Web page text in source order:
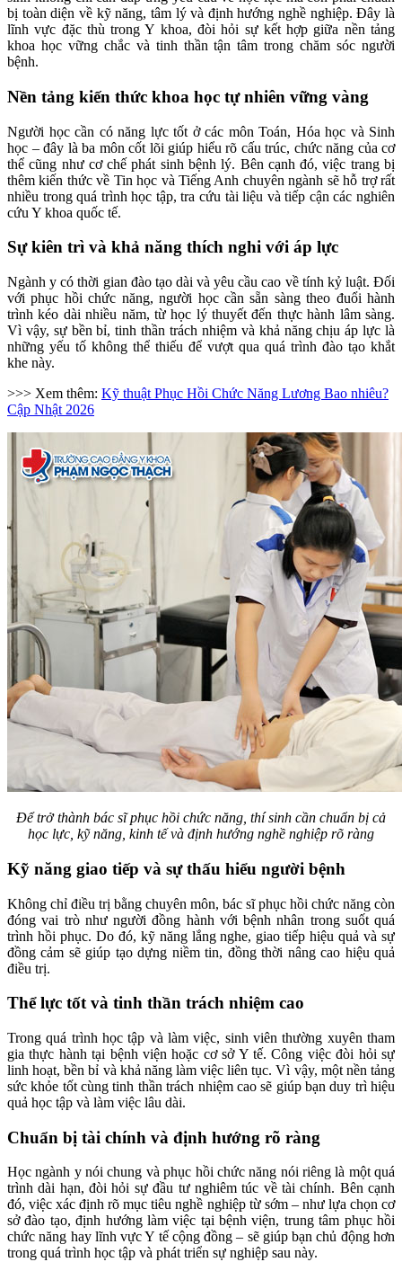
bị toàn diện về kỹ năng, tâm lý và định hướng nghề nghiệp. Đây là
lĩnh vực đặc thù trong Y khoa, đòi hỏi sự kết hợp giữa nền tảng
khoa học vững chắc và tinh thần tận tâm trong chăm sóc người
bệnh.
Nền tảng kiến thức khoa học tự nhiên vững vàng
Người học cần có năng lực tốt ở các môn Toán, Hóa học và Sinh
học – đây là ba môn cốt lõi giúp hiểu rõ cấu trúc, chức năng của cơ
thể cũng như cơ chế phát sinh bệnh lý. Bên cạnh đó, việc trang bị
thêm kiến thức về Tin học và Tiếng Anh chuyên ngành sẽ hỗ trợ rất
nhiều trong quá trình học tập, tra cứu tài liệu và tiếp cận các nghiên
cứu Y khoa quốc tế.
Sự kiên trì và khả năng thích nghi với áp lực
Ngành y có thời gian đào tạo dài và yêu cầu cao về tính kỷ luật. Đối
với phục hồi chức năng, người học cần sẵn sàng theo đuổi hành
trình kéo dài nhiều năm, từ học lý thuyết đến thực hành lâm sàng.
Vì vậy, sự bền bỉ, tinh thần trách nhiệm và khả năng chịu áp lực là
những yếu tố không thể thiếu để vượt qua quá trình đào tạo khắt
khe này.
>>> Xem thêm: Kỹ thuật Phục Hồi Chức Năng Lương Bao nhiêu?
Cập Nhật 2026
Để trở thành bác sĩ phục hồi chức năng, thí sinh cần chuẩn bị cả
học lực, kỹ năng, kinh tế và định hướng nghề nghiệp rõ ràng
Kỹ năng giao tiếp và sự thấu hiểu người bệnh
Không chỉ điều trị bằng chuyên môn, bác sĩ phục hồi chức năng còn
đóng vai trò như người đồng hành với bệnh nhân trong suốt quá
trình hồi phục. Do đó, kỹ năng lắng nghe, giao tiếp hiệu quả và sự
đồng cảm sẽ giúp tạo dựng niềm tin, đồng thời nâng cao hiệu quả
điều trị.
Thể lực tốt và tinh thần trách nhiệm cao
Trong quá trình học tập và làm việc, sinh viên thường xuyên tham
gia thực hành tại bệnh viện hoặc cơ sở Y tế. Công việc đòi hỏi sự
linh hoạt, bền bỉ và khả năng làm việc liên tục. Vì vậy, một nền tảng
sức khỏe tốt cùng tinh thần trách nhiệm cao sẽ giúp bạn duy trì hiệu
quả học tập và làm việc lâu dài.
Chuẩn bị tài chính và định hướng rõ ràng
Học ngành y nói chung và phục hồi chức năng nói riêng là một quá
trình dài hạn, đòi hỏi sự đầu tư nghiêm túc về tài chính. Bên cạnh
đó, việc xác định rõ mục tiêu nghề nghiệp từ sớm – như lựa chọn cơ
sở đào tạo, định hướng làm việc tại bệnh viện, trung tâm phục hồi
chức năng hay lĩnh vực Y tế cộng đồng – sẽ giúp bạn chủ động hơn
trong quá trình học tập và phát triển sự nghiệp sau này.